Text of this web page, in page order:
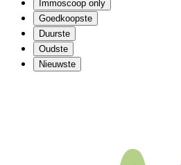
Immoscoop only
Goedkoopste
Duurste
Oudste
Nieuwste